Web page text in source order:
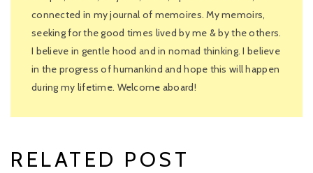
connected in my journal of memoires. My memoirs,
seeking for the good times lived by me & by the others.
I believe in gentle hood and in nomad thinking. I believe
in the progress of humankind and hope this will happen
during my lifetime. Welcome aboard!
RELATED POST